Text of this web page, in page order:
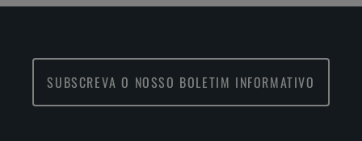
SUBSCREVA O NOSSO BOLETIM INFORMATIVO